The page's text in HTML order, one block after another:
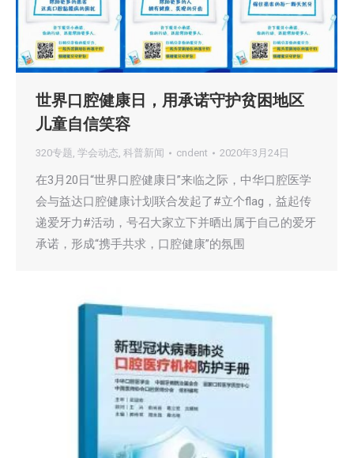
世界口腔健康日，用承诺守护贫困地区
儿童自信笑容
320专题, 学会动态, 科普新闻 cndent 2020年3月24日
在3月20日“世界口腔健康日”来临之际，中华口腔医学
会与益达口腔健康计划联合发起了#立个flag，益起传
递爱牙力#活动，号召大家立下并晒出属于自己的爱牙
承诺，形成“携手共求，口腔健康”的氛围